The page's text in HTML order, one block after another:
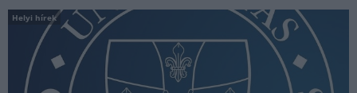
Helyi hírek